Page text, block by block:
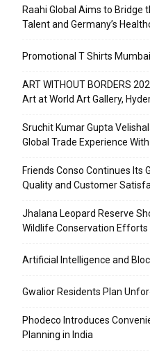
Raahi Global Aims to Bridge
Talent and Germany’s
Promotional T Shirts
ART WITHOUT BORDERS
Art at World Art Gallery,
Sruchit Kumar Gupta
Global Trade Experience
Friends Conso Continues Its
Quality and Customer
Jhalana Leopard Reserve
Wildlife Conservation Efforts
Artificial Intelligence and
Gwalior Residents Plan
Phodeco Introduces
Planning in India